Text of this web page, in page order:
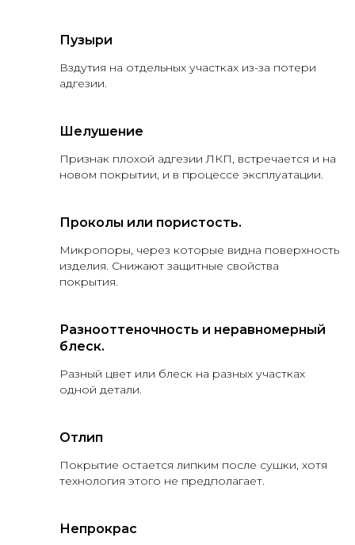
Пузыри
Вздутия на отдельных участках из-за потери
адгезии.
Шелушение
Признак плохой адгезии ЛКП, встречается и на
новом покрытии, и в процессе эксплуатации.
Проколы или пористость.
Микропоры, через которые видна поверхность
изделия. Снижают защитные свойства
покрытия.
Разнооттеночность и неравномерный
блеск.
Разный цвет или блеск на разных участках
одной детали.
Отлип
Покрытие остается липким после сушки, хотя
технология этого не предполагает.
Непрокрас